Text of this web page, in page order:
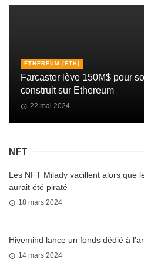
ETHEREUM (ETH)
Farcaster lève 150M$ pour
construit sur Ethereum
22 mai 2024
NFT
Les NFT Milady vacillent alors que
aurait été piraté
18 mars 2024
Hivemind lance un fonds dédié à
14 mars 2024